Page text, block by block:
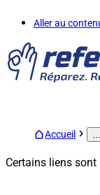
Aller au
Accueil
Certains liens